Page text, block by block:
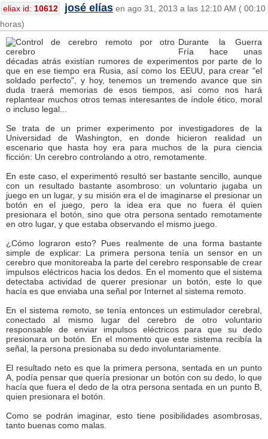
eliax id: 10612 josé elías en ago 31, 2013 a las 12:10 AM ( 00:10
horas)
Durante la Guerra
Fría hace unas
décadas atrás existían rumores de experimentos por parte de lo
que en ese tiempo era Rusia, así como los EEUU, para crear "el
soldado perfecto", y hoy, tenemos un tremendo avance que sin
duda traerá memorias de esos tiempos, así como nos hará
replantear muchos otros temas interesantes de índole ético, moral
o incluso legal...
Se trata de un primer experimento por investigadores de la
Universidad de Washington, en donde hicieron realidad un
escenario que hasta hoy era para muchos de la pura ciencia
ficción: Un cerebro controlando a otro, remotamente.
En este caso, el experimentó resultó ser bastante sencillo, aunque
con un resultado bastante asombroso: un voluntario jugaba un
juego en un lugar, y su misión era el de imaginarse el presionar un
botón en el juego, pero la idea era que no fuera él quien
presionara el botón, sino que otra persona sentado remotamente
en otro lugar, y que estaba observando el mismo juego.
¿Cómo lograron esto? Pues realmente de una forma bastante
simple de explicar: La primera persona tenía un sensor en un
cerebro que monitoreaba la parte del cerebro responsable de crear
impulsos eléctricos hacia los dedos. En el momento que el sistema
detectaba actividad de querer presionar un botón, este lo que
hacía es que enviaba una señal por Internet al sistema remoto.
En el sistema remoto, se tenía entonces un estimulador cerebral,
conectado al mismo lugar del cerebro de otro voluntario
responsable de enviar impulsos eléctricos para que su dedo
presionara un botón. En el momento que este sistema recibía la
señal, la persona presionaba su dedo involuntariamente.
El resultado neto es que la primera persona, sentada en un punto
A, podía pensar que quería presionar un botón con su dedo, lo que
hacía que fuera el dedo de la otra persona sentada en un punto B,
quien presionara el botón.
Como se podrán imaginar, esto tiene posibilidades asombrosas,
tanto buenas como malas.